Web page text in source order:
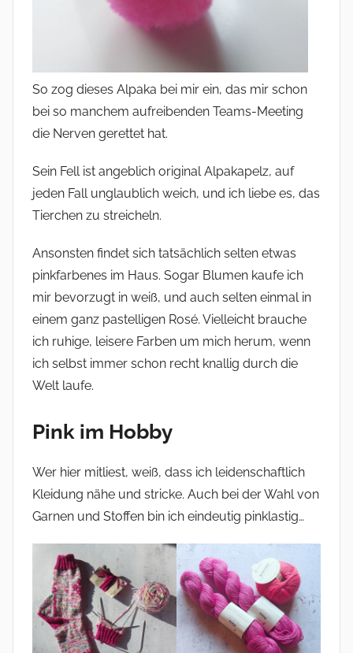
So zog dieses Alpaka bei mir ein, das mir schon
bei so manchem aufreibenden Teams-Meeting
die Nerven gerettet hat.
Sein Fell ist angeblich original Alpakapelz, auf
jeden Fall unglaublich weich, und ich liebe es, das
Tierchen zu streicheln.
Ansonsten findet sich tatsächlich selten etwas
pinkfarbenes im Haus. Sogar Blumen kaufe ich
mir bevorzugt in weiß, und auch selten einmal in
einem ganz pastelligen Rosé. Vielleicht brauche
ich ruhige, leisere Farben um mich herum, wenn
ich selbst immer schon recht knallig durch die
Welt laufe.
Pink im Hobby
Wer hier mitliest, weiß, dass ich leidenschaftlich
Kleidung nähe und stricke. Auch bei der Wahl von
Garnen und Stoffen bin ich eindeutig pinklastig…